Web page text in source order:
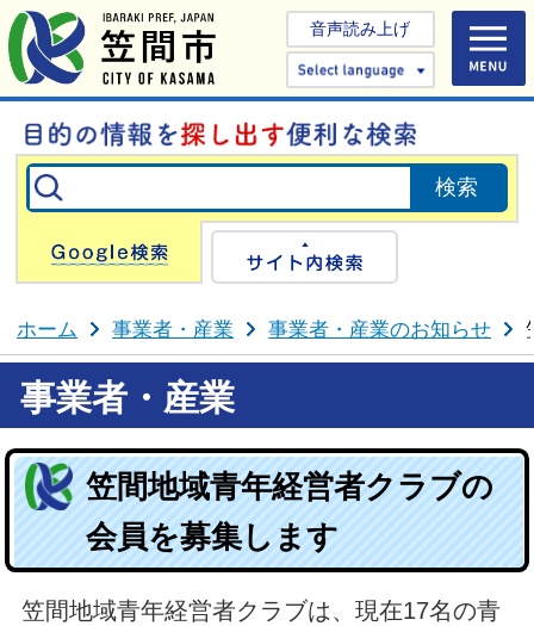
音声読み上げ
Select
Google検索
ホーム 事業者・産業 事業者・産業のお知らせ
事業者・産業
笠間地域青年経営者クラブの
会員を募集します
笠間地域青年経営者クラブは、現在17名の青